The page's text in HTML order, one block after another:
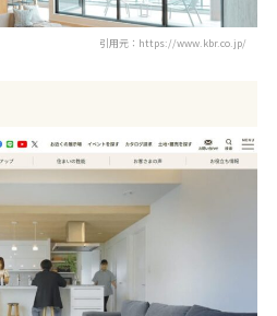
引用元：https://www.kbr.co.jp/